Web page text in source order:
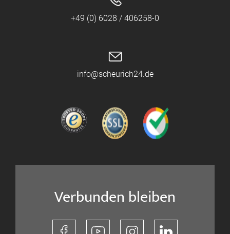
+49 (0) 6028 / 406258-0
info@scheurich24.de
Verbunden bleiben